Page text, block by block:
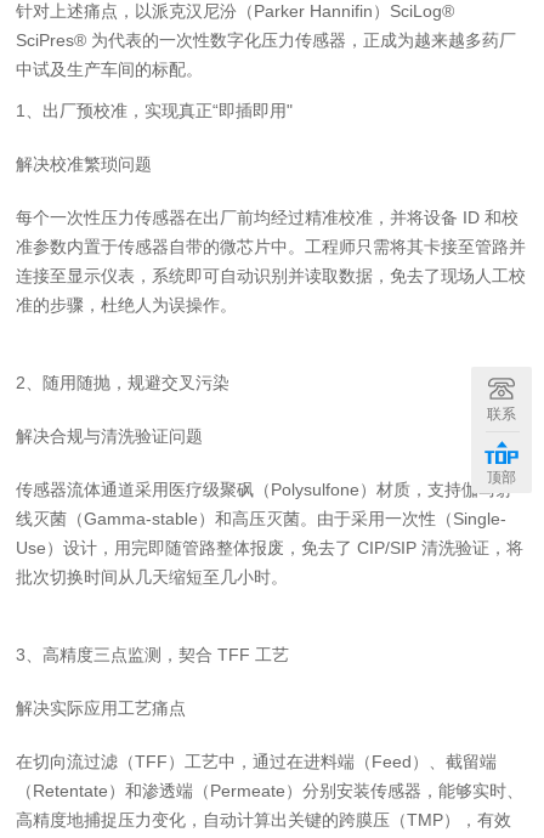
针对上述痛点，以派克汉尼汾（Parker Hannifin）SciLog®
SciPres® 为代表的一次性数字化压力传感器，正成为越来越多药厂
中试及生产车间的标配。
1、出厂预校准，实现真正“即插即用"
解决校准繁琐问题
每个一次性压力传感器在出厂前均经过精准校准，并将设备 ID 和校
准参数内置于传感器自带的微芯片中。工程师只需将其卡接至管路并
连接至显示仪表，系统即可自动识别并读取数据，免去了现场人工校
准的步骤，杜绝人为误操作。
2、随用随抛，规避交叉污染
解决合规与清洗验证问题
传感器流体通道采用医疗级聚砜（Polysulfone）材质，支持伽马射
线灭菌（Gamma-stable）和高压灭菌。由于采用一次性（Single-
Use）设计，用完即随管路整体报废，免去了 CIP/SIP 清洗验证，将
批次切换时间从几天缩短至几小时。
3、高精度三点监测，契合 TFF 工艺
解决实际应用工艺痛点
在切向流过滤（TFF）工艺中，通过在进料端（Feed）、截留端
（Retentate）和渗透端（Permeate）分别安装传感器，能够实时、
高精度地捕捉压力变化，自动计算出关键的跨膜压（TMP），有效
联系
顶部